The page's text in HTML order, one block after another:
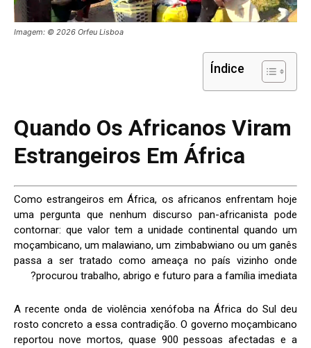
Imagem: © 2026 Orfeu Lisboa
Índice
Quando Os Africanos Viram
Estrangeiros Em África
Como estrangeiros em África, os africanos enfrentam hoje
uma pergunta que nenhum discurso pan-africanista pode
contornar: que valor tem a unidade continental quando um
moçambicano, um malawiano, um zimbabwiano ou um ganês
passa a ser tratado como ameaça no país vizinho onde
procurou trabalho, abrigo e futuro para a família imediata?
A recente onda de violência xenófoba na África do Sul deu
rosto concreto a essa contradição. O governo moçambicano
reportou nove mortos, quase 900 pessoas afectadas e a